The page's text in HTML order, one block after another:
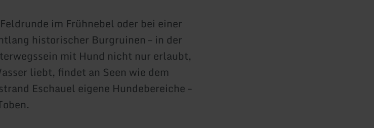
im Frühnebel oder bei einer
historischer Burgruinen – in der
mit Hund nicht nur erlaubt,
liebt, findet an Seen wie dem
Eschauel eigene Hundebereiche –